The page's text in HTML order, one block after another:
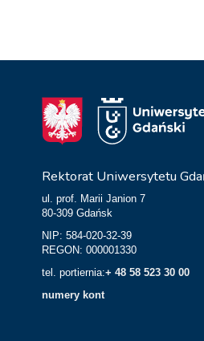
Rektorat Uniwersytetu
ul. prof. Marii Janion 7
80-309 Gdańsk
NIP: 584-020-32-39
REGON: 000001330
tel. portiernia:+ 48 58 523 30 00
numery kont